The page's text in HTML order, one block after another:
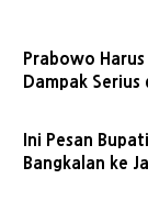
Prabowo
Dampak
Ini Pesan
Bangkalan ke